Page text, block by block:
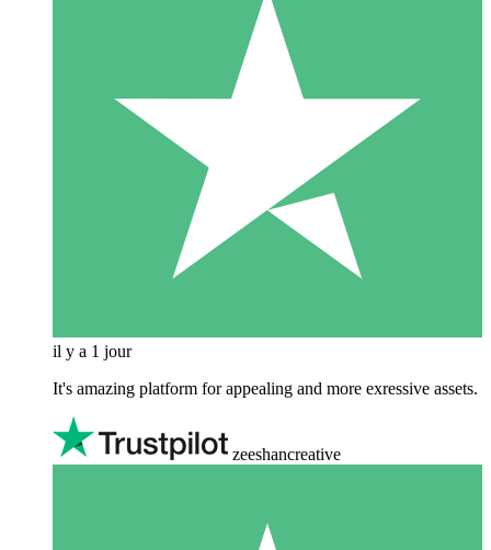
il y a 1 jour
It's amazing platform for appealing and more exressive assets.
zeeshancreative